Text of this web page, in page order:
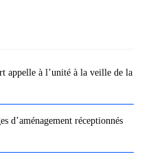
appelle à l’unité à la veille de la
d’aménagement réceptionnés